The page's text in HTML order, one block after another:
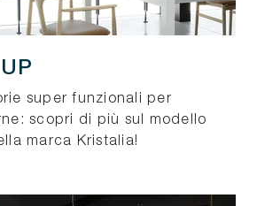
super funzionali per
scopri di più sul modello
marca Kristalia!